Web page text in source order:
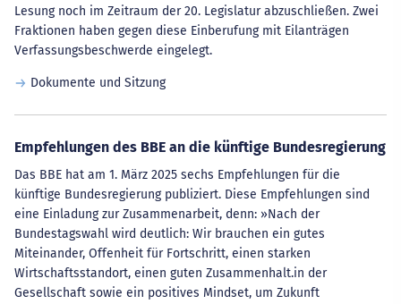
Lesung noch im Zeitraum der 20. Legislatur abzuschließen. Zwei
Fraktionen haben gegen diese Einberufung mit Eilanträgen
Verfassungsbeschwerde eingelegt.
Dokumente und Sitzung
Empfehlungen des BBE an die künftige Bundesregierung
Das BBE hat am 1. März 2025 sechs Empfehlungen für die
künftige Bundesregierung publiziert. Diese Empfehlungen sind
eine Einladung zur Zusammenarbeit, denn: »Nach der
Bundestagswahl wird deutlich: Wir brauchen ein gutes
Miteinander, Offenheit für Fortschritt, einen starken
Wirtschaftsstandort, einen guten Zusammenhalt.in der
Gesellschaft sowie ein positives Mindset, um Zukunft